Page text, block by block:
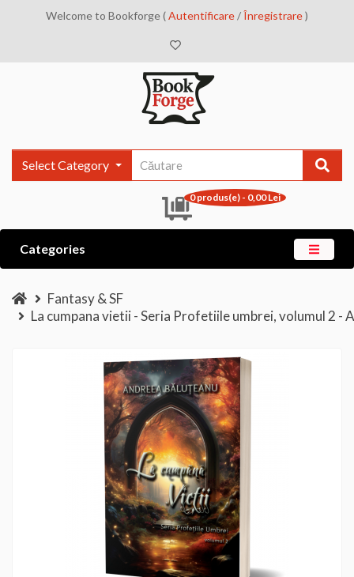
Welcome to Bookforge (Autentificare/Înregistrare)
Select Category
0 produs(e) - 0,00 Lei
Categories
Fantasy & SF
La cumpana vietii - Seria Profetiile umbrei, volumul 2 -